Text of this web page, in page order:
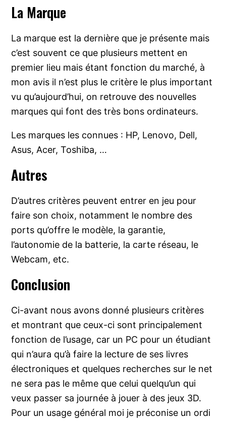
La Marque
La marque est la dernière que je présente mais
c’est souvent ce que plusieurs mettent en
premier lieu mais étant fonction du marché, à
mon avis il n’est plus le critère le plus important
vu qu’aujourd’hui, on retrouve des nouvelles
marques qui font des très bons ordinateurs.
Les marques les connues : HP, Lenovo, Dell,
Asus, Acer, Toshiba, …
Autres
D’autres critères peuvent entrer en jeu pour
faire son choix, notamment le nombre des
ports qu’offre le modèle, la garantie,
l’autonomie de la batterie, la carte réseau, le
Webcam, etc.
Conclusion
Ci-avant nous avons donné plusieurs critères
et montrant que ceux-ci sont principalement
fonction de l’usage, car un PC pour un étudiant
qui n’aura qu’à faire la lecture de ses livres
électroniques et quelques recherches sur le net
ne sera pas le même que celui quelqu’un qui
veux passer sa journée à jouer à des jeux 3D.
Pour un usage général moi je préconise un ordi